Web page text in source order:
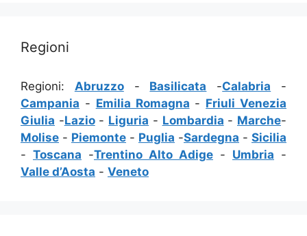
Regioni
Regioni: Abruzzo- Basilicata -Calabria -
Campania - Emilia Romagna - Friuli Venezia
Giulia -Lazio- Liguria - Lombardia - Marche-
Molise - Piemonte - Puglia -Sardegna - Sicilia
- Toscana -Trentino Alto Adige - Umbria -
Valle d’Aosta - Veneto